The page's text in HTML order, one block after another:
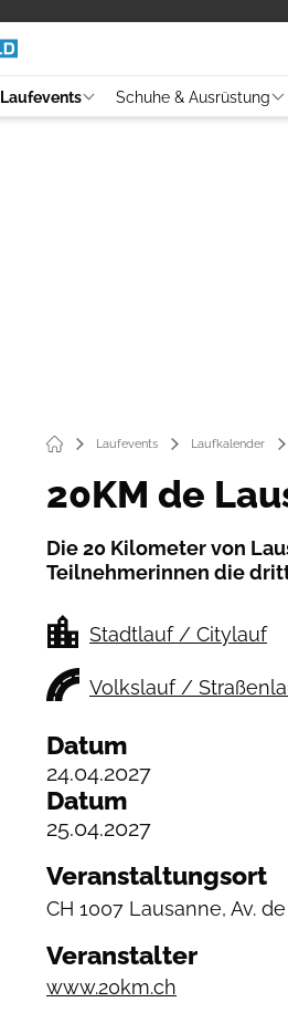
Laufevents Schuhe & Ausrüstung
Laufevents Laufkalender
20KM de
Die 20 Kilometer von
Teilnehmerinnen die
Stadtlauf / Citylauf
Volkslauf /
Datum
24.04.2027
Datum
25.04.2027
Veranstaltungsort
CH 1007 Lausanne, Av.
Veranstalter
www.20km.ch